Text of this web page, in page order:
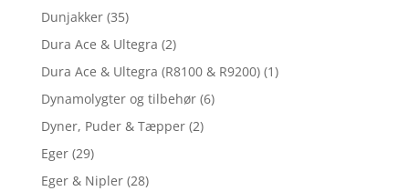
Dunjakker (35)
Dura Ace & Ultegra (2)
Dura Ace & Ultegra (R8100 & R9200) (1)
Dynamolygter og tilbehør (6)
Dyner, Puder & Tæpper (2)
Eger (29)
Eger & Nipler (28)